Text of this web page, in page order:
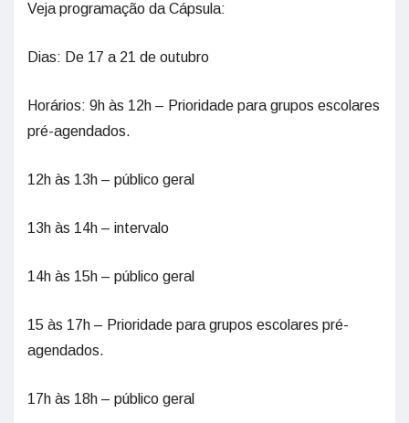
Veja programação da Cápsula:
Dias: De 17 a 21 de outubro
Horários: 9h às 12h – Prioridade para grupos escolares
pré-agendados.
12h às 13h – público geral
13h às 14h – intervalo
14h às 15h – público geral
15 às 17h – Prioridade para grupos escolares pré-
agendados.
17h às 18h – público geral